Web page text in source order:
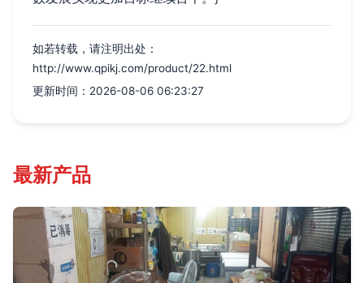
如若转载，请注明出处：
http://www.qpikj.com/product/22.html
更新时间：2026-08-06 06:23:27
最新产品